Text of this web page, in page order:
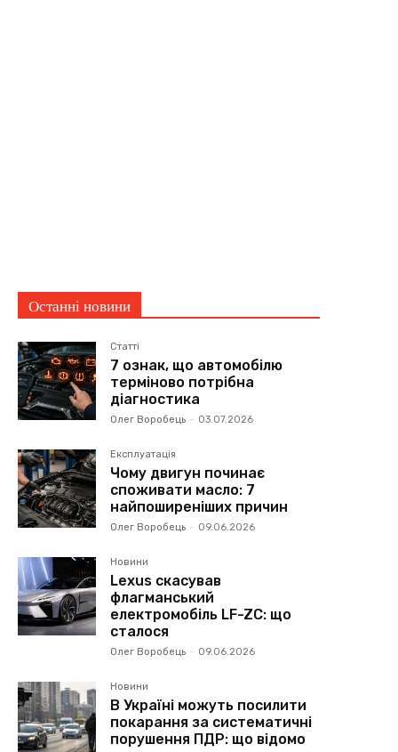
Останні новини
Статті
7 ознак, що автомобілю
терміново потрібна
діагностика
Олег Воробець - 03.07.2026
Експлуатація
Чому двигун починає
споживати масло: 7
найпоширеніших причин
Олег Воробець - 09.06.2026
Новини
Lexus скасував
флагманський
електромобіль LF-ZC: що
сталося
Олег Воробець - 09.06.2026
Новини
В Україні можуть посилити
покарання за систематичні
порушення ПДР: що відомо